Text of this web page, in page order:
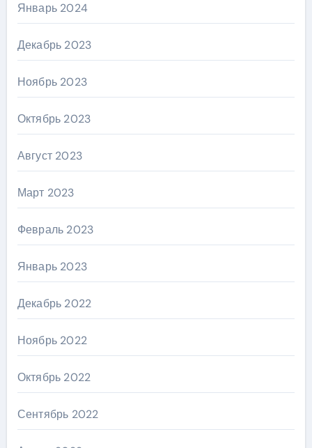
Январь 2024
Декабрь 2023
Ноябрь 2023
Октябрь 2023
Август 2023
Март 2023
Февраль 2023
Январь 2023
Декабрь 2022
Ноябрь 2022
Октябрь 2022
Сентябрь 2022